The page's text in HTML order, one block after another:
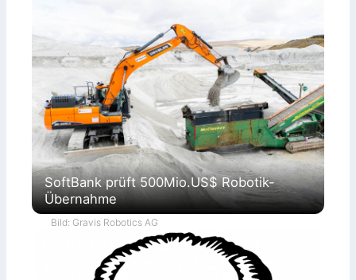
SoftBank prüft 500Mio.US$ Robotik-
Übernahme
Bild: Gravis Robotics AG